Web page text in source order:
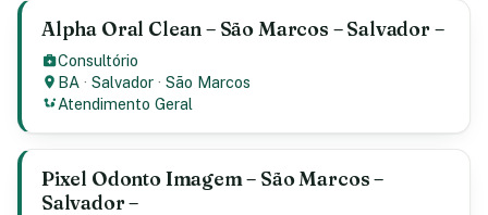
Alpha Oral Clean – São Marcos – Salvador –
Consultório
BA ·Salvador ·São Marcos
Atendimento Geral
Pixel Odonto Imagem – São Marcos –
Salvador –